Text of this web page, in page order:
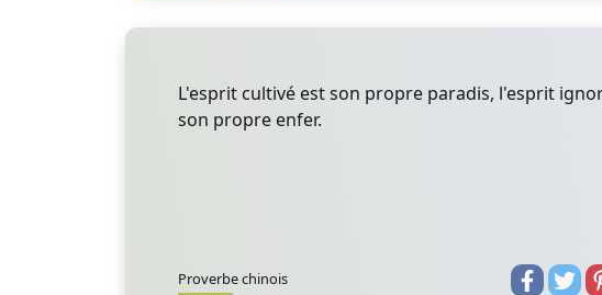
L'esprit cultivé est son propre paradis, l'esprit
son propre enfer.
Proverbe chinois